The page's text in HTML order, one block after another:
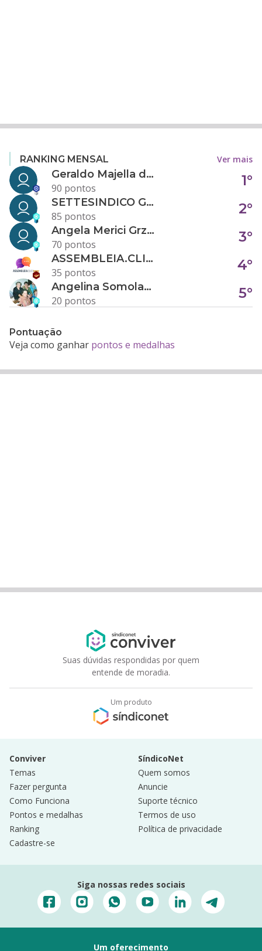
RANKING MENSAL Ver mais
Geraldo Majella da Silva
90 pontos
1°
SETTESINDICO GOVERNANÇA CONDOMINIAL
85 pontos
2°
Angela Merici Grzybowski
70 pontos
3°
ASSEMBLEIA.CLICK
35 pontos
4°
Angelina Somolanji R. Oliveira
20 pontos
5°
Pontuação
Veja como ganhar pontos e medalhas
Suas dúvidas respondidas por quem
entende de moradia.
Um produto
Conviver
Temas
Fazer pergunta
Como Funciona
Pontos e medalhas
Ranking
Cadastre-se
SíndicoNet
Quem somos
Anuncie
Suporte técnico
Termos de uso
Política de privacidade
Siga nossas redes sociais
Um oferecimento